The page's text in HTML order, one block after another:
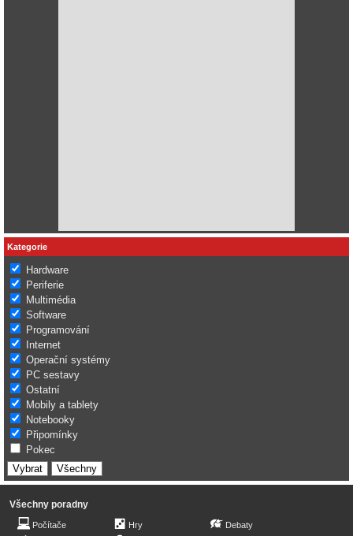
Kategorie
Hardware
Periferie
Multimédia
Software
Programování
Internet
Operační systémy
PC sestavy
Ostatní
Mobily a tablety
Notebooky
Připomínky
Pokec
Všechny poradny
Počítače Hry Debaty